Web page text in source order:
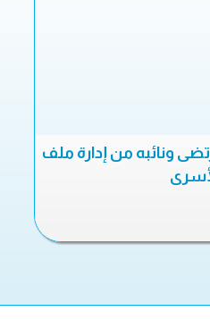
ونائبه من إدارة ملف